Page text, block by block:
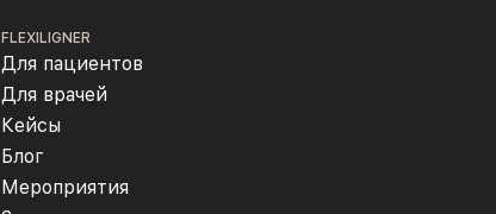
FLEXILIGNER
Для пациентов
Для врачей
Кейсы
Блог
Мероприятия